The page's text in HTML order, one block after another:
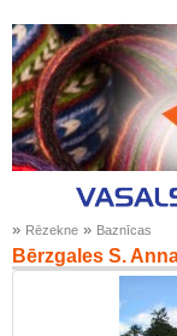
» Rēzekne » Baznīcas
Bērzgales S.